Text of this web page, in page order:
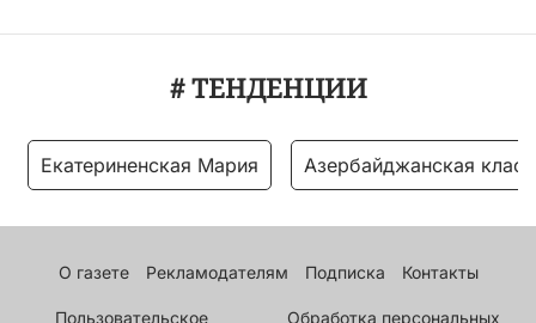
# ТЕНДЕНЦИИ
Екатериненская Мария Азербайджанская
О газете Рекламодателям Подписка Контакты
Пользовательское
Обработка персональных